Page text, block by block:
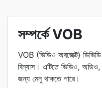
সম্পর্কে VOB
VOB (ভিডিও অবজেক্ট)
বিন্যাস। এটিতে ভিডিও, অডিও,
জন্য মেনু থাকতে পারে।